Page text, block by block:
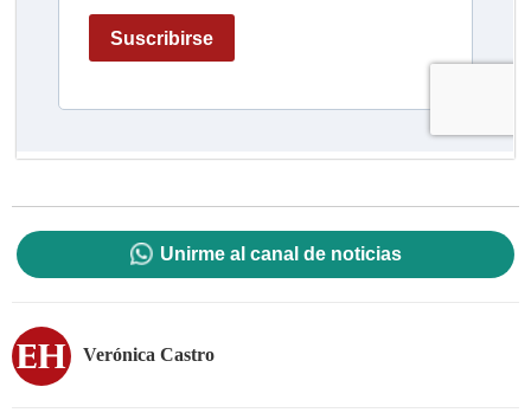
Unirme al canal de noticias
Verónica Castro